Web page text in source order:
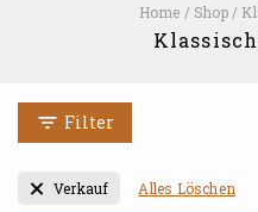
Home / Shop /
Filter
Verkauf Alles Löschen